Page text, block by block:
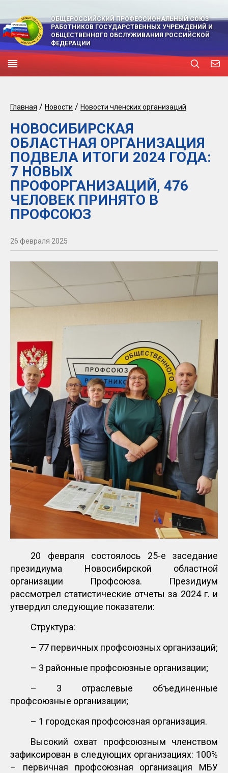
ОБЩЕРОССИЙСКИЙ ПРОФЕССИОНАЛЬНЫЙ СОЮЗ
РАБОТНИКОВ ГОСУДАРСТВЕННЫХ УЧРЕЖДЕНИЙ И
ОБЩЕСТВЕННОГО ОБСЛУЖИВАНИЯ РОССИЙСКОЙ
ФЕДЕРАЦИИ
Главная / Новости / Новости членских организаций
НОВОСИБИРСКАЯ
ОБЛАСТНАЯ ОРГАНИЗАЦИЯ
ПОДВЕЛА ИТОГИ 2024 ГОДА:
7 НОВЫХ
ПРОФОРГАНИЗАЦИЙ, 476
ЧЕЛОВЕК ПРИНЯТО В
ПРОФСОЮЗ
26 февраля 2025
20 февраля состоялось 25-е заседание
президиума Новосибирской областной̆
организации Профсоюза. Президиум
рассмотрел статистические отчеты за 2024 г. и
утвердил следующие показатели:
Структура:
– 77 первичных профсоюзных организаций;
– 3 районные профсоюзные организации;
– 3 отраслевые объединенные
профсоюзные организации;
– 1 городская профсоюзная организация.
Высокий охват профсоюзным членством
зафиксирован в следующих организациях: 100%
– первичная профсоюзная организация МБУ